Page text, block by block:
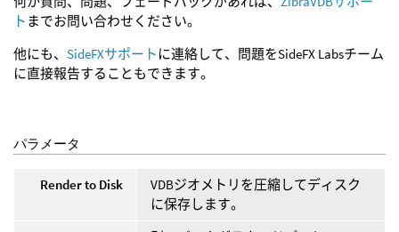
ト までお問い合わせください。
他にも、 SideFXサポート に連絡して、問題をSideFX Labsチーム
に直接報告することもできます。
パラメータ
Render to Disk
VDBジオメトリを圧縮してディスク
に保存します。